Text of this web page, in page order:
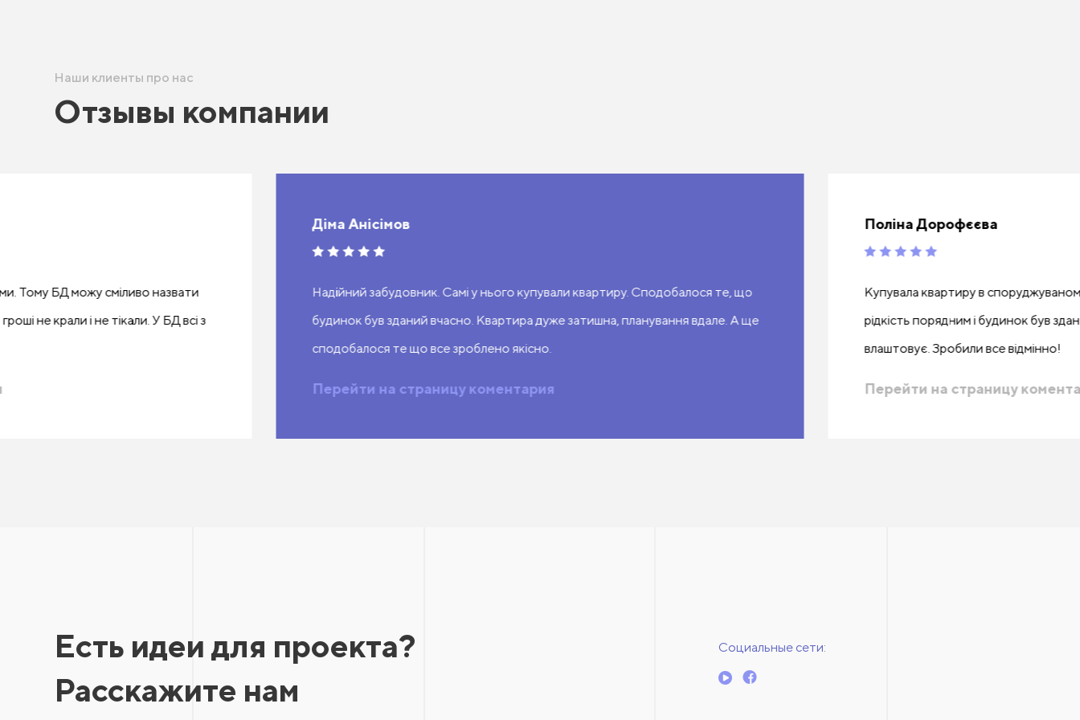
Наши клиенты про нас
Отзывы компании
Тому БД можу сміливо назвати
не крали і не тікали. У БД всі з
Діма Анісімов
Надійний забудовник. Самі у нього купували квартиру. Сподобалося те, що
будинок був зданий вчасно. Квартира дуже затишна, планування вдале. А ще
сподобалося те що все зроблено якісно.
Перейти на страницу коментария
Поліна Дорофєєва
Купувала квартиру в
рідкість порядним і будинок був
влаштовує. Зробили все відмінно!
Перейти на страницу
Есть идеи для проекта?
Расскажите нам
Социальные сети: